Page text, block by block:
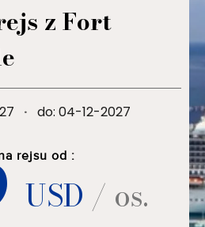
z Fort
· do: 04-12-2027
rejsu od :
USD / os.